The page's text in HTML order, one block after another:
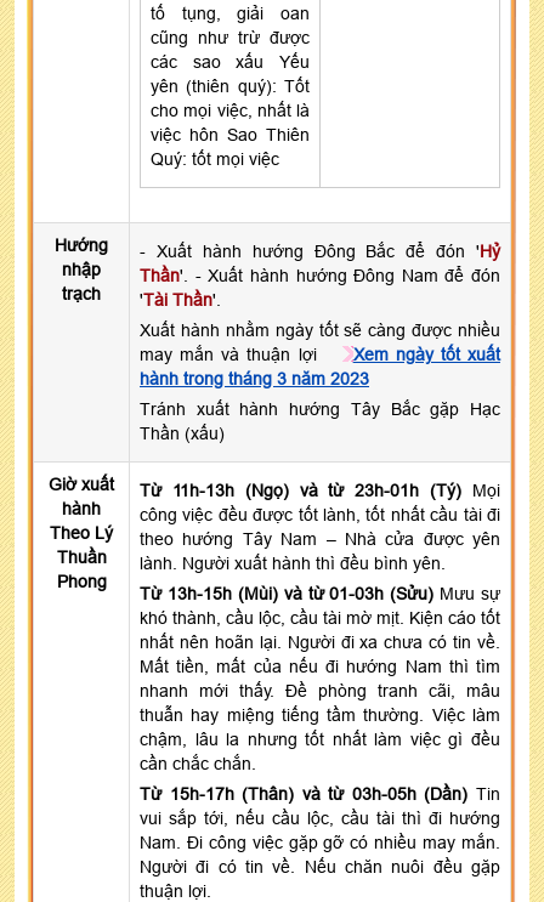
tố tụng, giải oan
cũng như trừ được
các sao xấu Yếu
yên (thiên quý): Tốt
cho mọi việc, nhất là
việc hôn Sao Thiên
Quý: tốt mọi việc
Hướng
nhập
trạch
- Xuất hành hướng Đông Bắc để đón 'Hỷ
Thần'. - Xuất hành hướng Đông Nam để đón
'Tài Thần'.
Xuất hành nhằm ngày tốt sẽ càng được nhiều
may mắn và thuận lợi
Xem ngày tốt xuất
hành trong tháng 3 năm 2023
Tránh xuất hành hướng Tây Bắc gặp Hạc
Thần (xấu)
Giờ xuất
hành
Theo Lý
Thuần
Phong
Từ 11h-13h (Ngọ) và từ 23h-01h (Tý)
Mọi
công việc đều được tốt lành, tốt nhất cầu tài đi
theo hướng Tây Nam – Nhà cửa được yên
lành. Người xuất hành thì đều bình yên.
Từ 13h-15h (Mùi) và từ 01-03h (Sửu) Mưu sự
khó thành, cầu lộc, cầu tài mờ mịt. Kiện cáo tốt
nhất nên hoãn lại. Người đi xa chưa có tin về.
Mất tiền, mất của nếu đi hướng Nam thì tìm
nhanh mới thấy. Đề phòng tranh cãi, mâu
thuẫn hay miệng tiếng tầm thường. Việc làm
chậm, lâu la nhưng tốt nhất làm việc gì đều
cần chắc chắn.
Từ 15h-17h (Thân) và từ 03h-05h (Dần) Tin
vui sắp tới, nếu cầu lộc, cầu tài thì đi hướng
Nam. Đi công việc gặp gỡ có nhiều may mắn.
Người đi có tin về. Nếu chăn nuôi đều gặp
thuận lợi.